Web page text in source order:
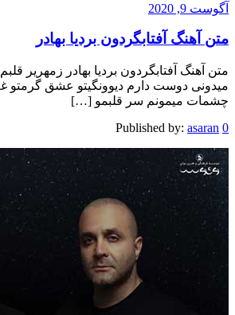
آگوست 9, 2020
متن آهنگ آفتابگردون بردیا بهادر
متن آهنگ آفتابگردون بردیا بهادر زمهریر
میدونی دوست دارم دیوونگیتو عشق گرمتو
چشمات میمونم سر قلبمو […]
Published by: asaran 0